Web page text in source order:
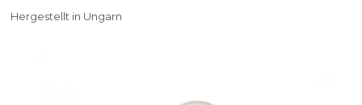
Hergestellt in Ungarn